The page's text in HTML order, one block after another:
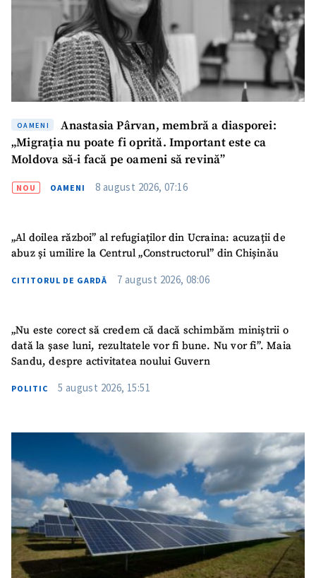
OAMENI
Anastasia Pârvan, membră a diasporei:
„Migrația nu poate fi oprită. Important este ca
Moldova să-i facă pe oameni să revină”
NOU OAMENI 8 august 2026, 07:16
„Al doilea război” al refugiaților din Ucraina: acuzații de
abuz și umilire la Centrul „Constructorul” din Chișinău
CITITORUL DE GARDĂ 7 august 2026, 08:06
„Nu este corect să credem că dacă schimbăm miniștrii o
dată la șase luni, rezultatele vor fi bune. Nu vor fi”. Maia
Sandu, despre activitatea noului Guvern
POLITIC 5 august 2026, 15:51
Titlu știre+ Adaugă titlu
Fotografie
+ Încarcă imagine
Link media
+ Link media